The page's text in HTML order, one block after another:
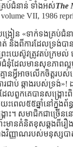
រប់ជំនាន់ ទាំងអស់The
VII, 1986
ៀន «ទាក់ទងគ្រប់ជំនា
និងពីការដែលទ្រង់បាន
រះយេស៊ូវត្រូវតប់ក្រ
ជំនុំដែលមានសុខភាព
នអ្វីអាចលើកចិត្ដរប
ាប់ ឆ្កាងរបស់ទ្រង់»!
លពួកគេបានសង្រ្គោះ
ពេល៥៥ឆ្នាំនៅក្នុងព័ន្
ោះ។ សមាជិកជាច្រ
ះមានគំនិតខុសឆ្គងពីរឿ
វិញ្ញាណរបស់មនុស្សបាត់